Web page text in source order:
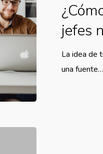
jefes
La idea de
una fuente…